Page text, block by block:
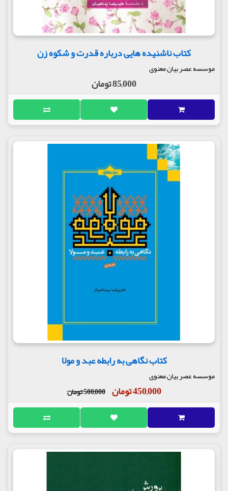
کتاب ناشنیده هایی درباره قدرت و شکوه زن
موسسه عصر بیان معنوی
85,000 تومان
کتاب نگاهی به رابطه عبد و مولا
موسسه عصر بیان معنوی
450,000 تومان 500,000 تومان